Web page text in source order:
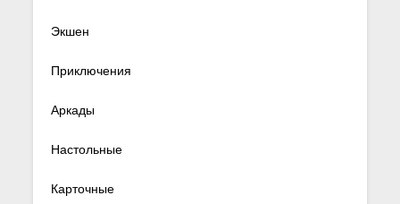
Экшен
Приключения
Аркады
Настольные
Карточные